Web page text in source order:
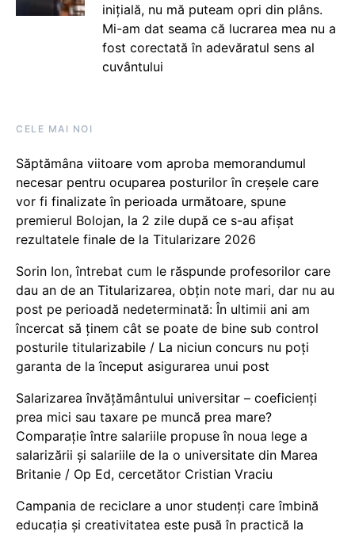
inițială, nu mă puteam opri din plâns.
Mi-am dat seama că lucrarea mea nu a
fost corectată în adevăratul sens al
cuvântului
CELE MAI NOI
Săptămâna viitoare vom aproba memorandumul
necesar pentru ocuparea posturilor în creșele care
vor fi finalizate în perioada următoare, spune
premierul Bolojan, la 2 zile după ce s-au afișat
rezultatele finale de la Titularizare 2026
Sorin Ion, întrebat cum le răspunde profesorilor care
dau an de an Titularizarea, obțin note mari, dar nu au
post pe perioadă nedeterminată: În ultimii ani am
încercat să ținem cât se poate de bine sub control
posturile titularizabile / La niciun concurs nu poți
garanta de la început asigurarea unui post
Salarizarea învățământului universitar – coeficienți
prea mici sau taxare pe muncă prea mare?
Comparație între salariile propuse în noua lege a
salarizării și salariile de la o universitate din Marea
Britanie / Op Ed, cercetător Cristian Vraciu
Campania de reciclare a unor studenți care îmbină
educația și creativitatea este pusă în practică la